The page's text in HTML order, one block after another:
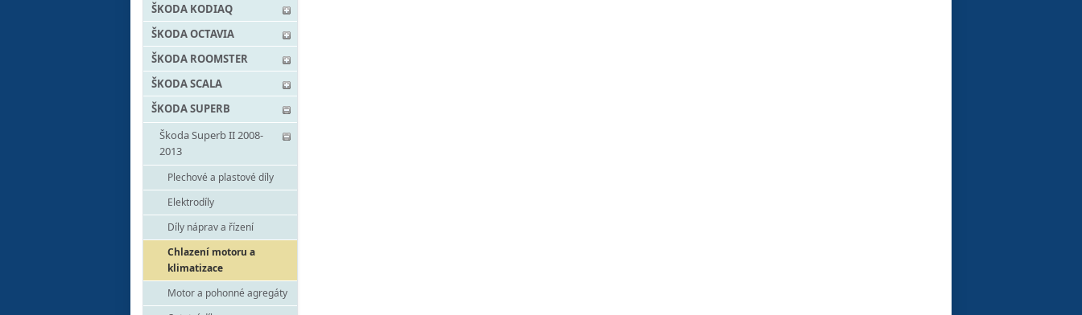
ŠKODA KODIAQ
ŠKODA OCTAVIA
ŠKODA ROOMSTER
ŠKODA SCALA
ŠKODA SUPERB
Škoda Superb II 2008-
2013
Plechové a plastové díly
Elektrodíly
Díly náprav a řízení
Chlazení motoru a
klimatizace
Motor a pohonné agregáty